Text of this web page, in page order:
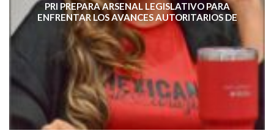
PRI PREPARA ARSENAL LEGISLATIVO PARA
ENFRENTAR LOS AVANCES AUTORITARIOS DE
MORENA EN EL CONGRESO Y PROMOVER UN
PRESUPUESTO JUSTO PARA VERACRUZ